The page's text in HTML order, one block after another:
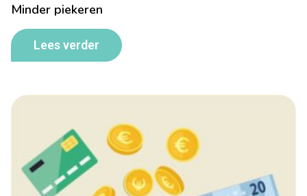
Minder piekeren
Lees verder